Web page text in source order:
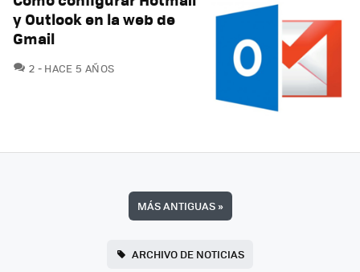
y Outlook en la web de
Gmail
2 COMENTARIOS
HACE 5 AÑOS
MÁS ANTIGUAS»
ARCHIVO DE NOTICIAS